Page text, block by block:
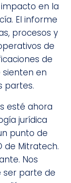
en la
El informe
procesos y
de
de
en
partes.
esté ahora
jurídica
punto de
de Mitratech.
Nos
ser parte de